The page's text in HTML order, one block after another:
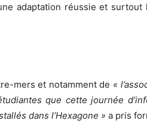
adaptation réussie et surtout
mers et notamment de «
que cette journée
dans l’Hexagone » a pris